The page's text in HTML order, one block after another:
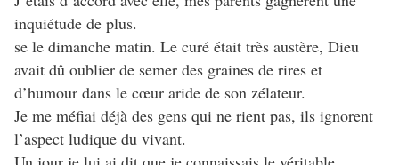
inquiétude de plus.
se le dimanche matin. Le curé était très austère, Dieu
avait dû oublier de semer des graines de rires et
d’humour dans le cœur aride de son zélateur.
Je me méfiai déjà des gens qui ne rient pas, ils ignorent
l’aspect ludique du vivant.